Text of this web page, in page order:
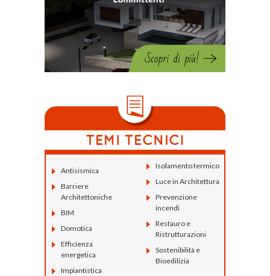
Antisismica
Barriere
Architettoniche
BIM
Domotica
Efficienza
energetica
Impiantistica
Isolamento termico
Luce in Architettura
Prevenzione
incendi
Restauro e
Ristrutturazioni
Sostenibilità e
Bioedilizia